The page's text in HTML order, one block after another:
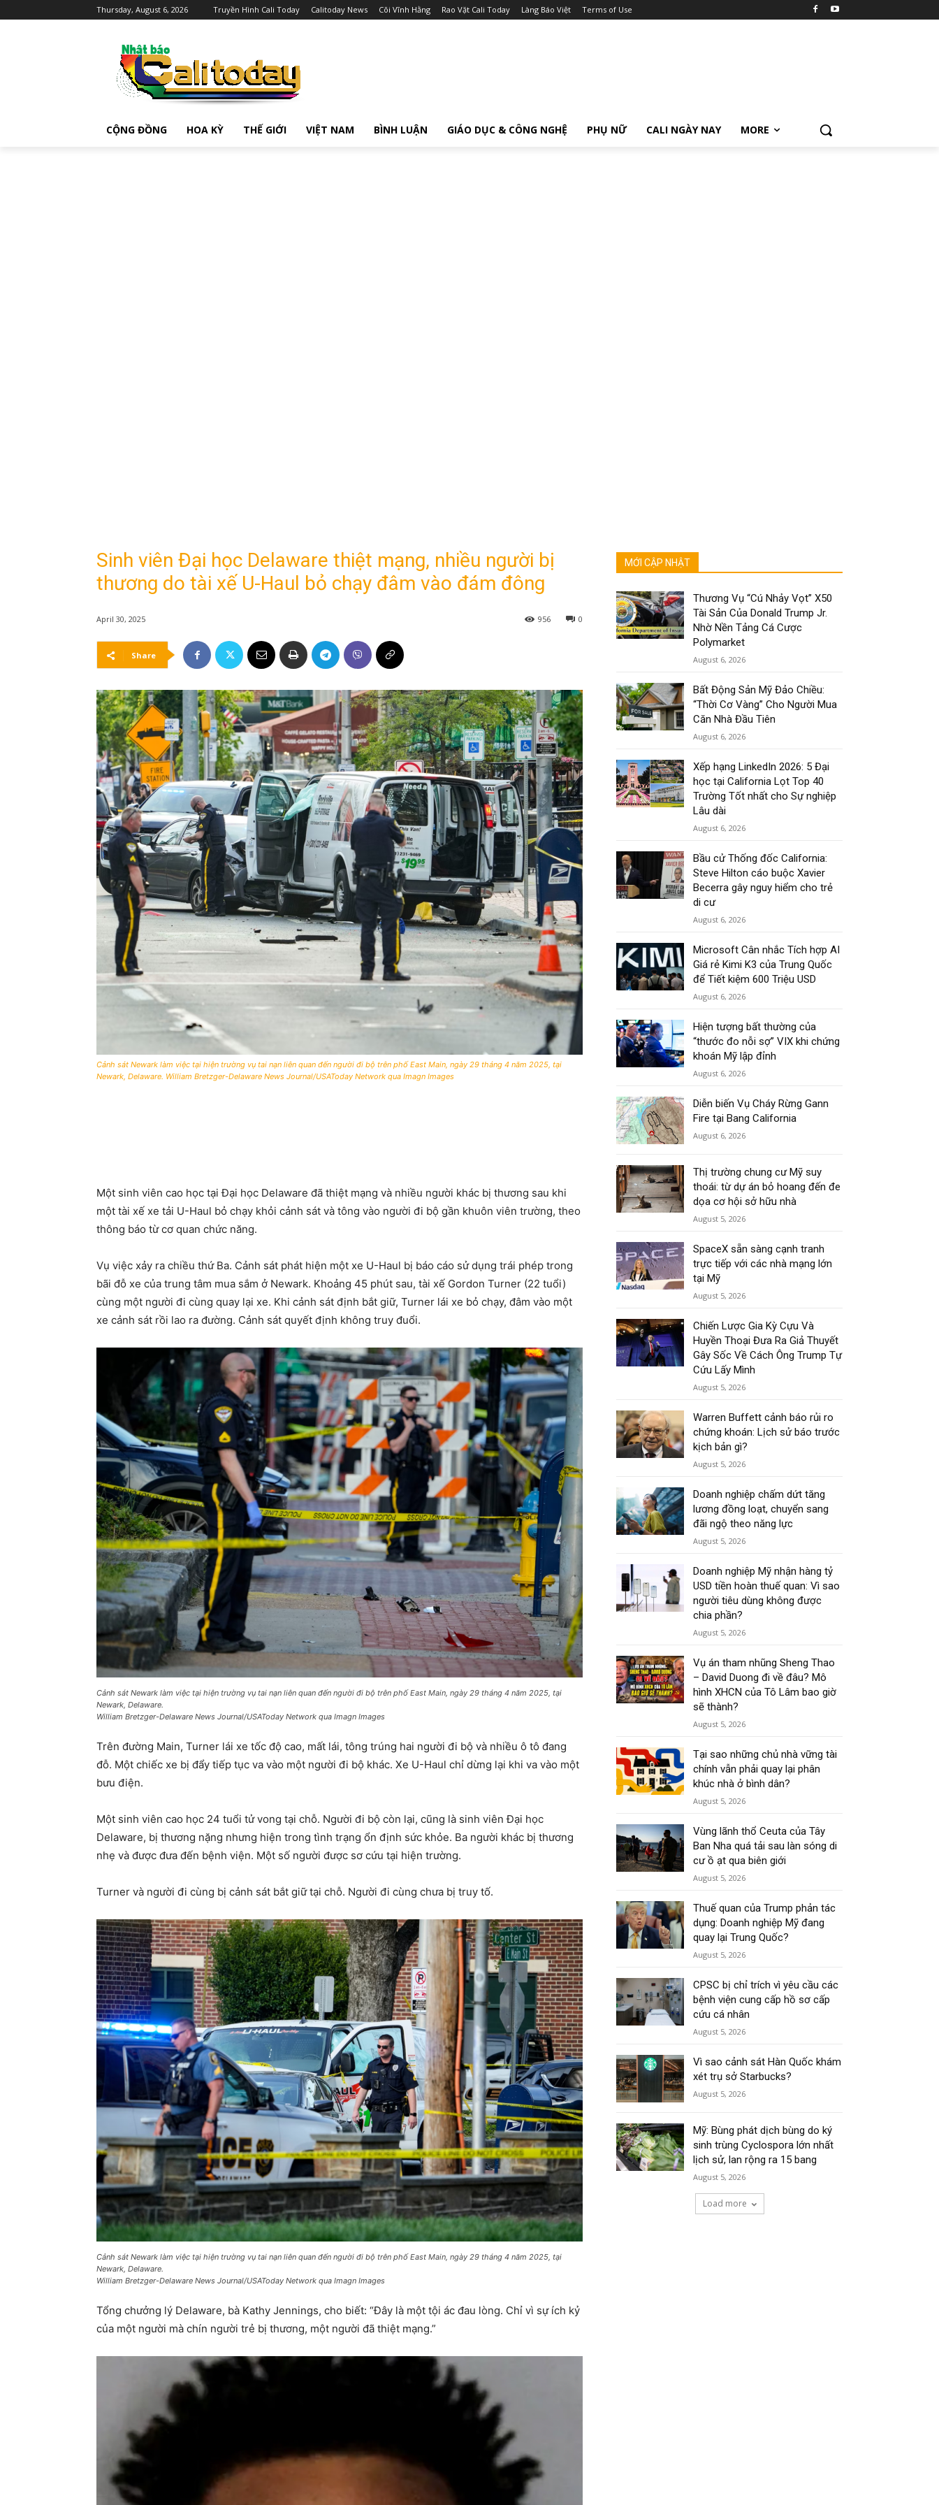
Thursday, August 6, 2026 Truyền Hình Cali Today Calitoday News Cõi Vĩnh Hằng Rao Vặt Cali Today Làng Báo Việt Terms of Use
CỘNG ĐỒNG HOA KỲ THẾ GIỚI VIỆT NAM BÌNH LUẬN GIÁO DỤC & CÔNG NGHỆ PHỤ NỮ CALI NGÀY NAY MORE
Sinh viên Đại học Delaware thiệt mạng, nhiều người bị
thương do tài xế U-Haul bỏ chạy đâm vào đám đông
April 30, 2025 0
956
Share
Cảnh sát Newark làm việc tại hiện trường vụ tai nạn liên quan đến người đi bộ trên phố East Main, ngày 29 tháng 4 năm 2025, tại
Newark, Delaware. William Bretzger-Delaware News Journal/USAToday Network qua Imagn Images
Một sinh viên cao học tại Đại học Delaware đã thiệt mạng và nhiều người khác bị thương sau khi
một tài xế xe tải U-Haul bỏ chạy khỏi cảnh sát và tông vào người đi bộ gần khuôn viên trường, theo
thông báo từ cơ quan chức năng.
Vụ việc xảy ra chiều thứ Ba. Cảnh sát phát hiện một xe U-Haul bị báo cáo sử dụng trái phép trong
bãi đỗ xe của trung tâm mua sắm ở Newark. Khoảng 45 phút sau, tài xế Gordon Turner (22 tuổi)
cùng một người đi cùng quay lại xe. Khi cảnh sát định bắt giữ, Turner lái xe bỏ chạy, đâm vào một
xe cảnh sát rồi lao ra đường. Cảnh sát quyết định không truy đuổi.
Cảnh sát Newark làm việc tại hiện trường vụ tai nạn liên quan đến người đi bộ trên phố East Main, ngày 29 tháng 4 năm 2025, tại
Newark, Delaware.
William Bretzger-Delaware News Journal/USAToday Network qua Imagn Images
Trên đường Main, Turner lái xe tốc độ cao, mất lái, tông trúng hai người đi bộ và nhiều ô tô đang
đỗ. Một chiếc xe bị đẩy tiếp tục va vào một người đi bộ khác. Xe U-Haul chỉ dừng lại khi va vào một
bưu điện.
Một sinh viên cao học 24 tuổi tử vong tại chỗ. Người đi bộ còn lại, cũng là sinh viên Đại học
Delaware, bị thương nặng nhưng hiện trong tình trạng ổn định sức khỏe. Ba người khác bị thương
nhẹ và được đưa đến bệnh viện. Một số người được sơ cứu tại hiện trường.
Turner và người đi cùng bị cảnh sát bắt giữ tại chỗ. Người đi cùng chưa bị truy tố.
Cảnh sát Newark làm việc tại hiện trường vụ tai nạn liên quan đến người đi bộ trên phố East Main, ngày 29 tháng 4 năm 2025, tại
Newark, Delaware.
William Bretzger-Delaware News Journal/USAToday Network qua Imagn Images
Tổng chưởng lý Delaware, bà Kathy Jennings, cho biết: “Đây là một tội ác đau lòng. Chỉ vì sự ích kỷ
của một người mà chín người trẻ bị thương, một người đã thiệt mạng.”
MỚI CẬP NHẬT
Thương Vụ “Cú Nhảy Vọt” X50
Tài Sản Của Donald Trump Jr.
Nhờ Nền Tảng Cá Cược
Polymarket
August 6, 2026
Bất Động Sản Mỹ Đảo Chiều:
“Thời Cơ Vàng” Cho Người Mua
Căn Nhà Đầu Tiên
August 6, 2026
Xếp hạng LinkedIn 2026: 5 Đại
học tại California Lọt Top 40
Trường Tốt nhất cho Sự nghiệp
Lâu dài
August 6, 2026
Bầu cử Thống đốc California:
Steve Hilton cáo buộc Xavier
Becerra gây nguy hiểm cho trẻ
di cư
August 6, 2026
Microsoft Cân nhắc Tích hợp AI
Giá rẻ Kimi K3 của Trung Quốc
để Tiết kiệm 600 Triệu USD
August 6, 2026
Hiện tượng bất thường của
“thước đo nỗi sợ” VIX khi chứng
khoán Mỹ lập đỉnh
August 6, 2026
Diễn biến Vụ Cháy Rừng Gann
Fire tại Bang California
August 6, 2026
Thị trường chung cư Mỹ suy
thoái: từ dự án bỏ hoang đến đe
dọa cơ hội sở hữu nhà
August 5, 2026
SpaceX sẵn sàng cạnh tranh
trực tiếp với các nhà mạng lớn
tại Mỹ
August 5, 2026
Chiến Lược Gia Kỳ Cựu Và
Huyền Thoại Đưa Ra Giả Thuyết
Gây Sốc Về Cách Ông Trump Tự
Cứu Lấy Mình
August 5, 2026
Warren Buffett cảnh báo rủi ro
chứng khoán: Lịch sử báo trước
kịch bản gì?
August 5, 2026
Doanh nghiệp chấm dứt tăng
lương đồng loạt, chuyển sang
đãi ngộ theo năng lực
August 5, 2026
Doanh nghiệp Mỹ nhận hàng tỷ
USD tiền hoàn thuế quan: Vì sao
người tiêu dùng không được
chia phần?
August 5, 2026
Vụ án tham nhũng Sheng Thao
– David Duong đi về đâu? Mô
hình XHCN của Tô Lâm bao giờ
sẽ thành?
August 5, 2026
Tại sao những chủ nhà vững tài
chính vẫn phải quay lại phân
khúc nhà ở bình dân?
August 5, 2026
Vùng lãnh thổ Ceuta của Tây
Ban Nha quá tải sau làn sóng di
cư ồ ạt qua biên giới
August 5, 2026
Thuế quan của Trump phản tác
dụng: Doanh nghiệp Mỹ đang
quay lại Trung Quốc?
August 5, 2026
CPSC bị chỉ trích vì yêu cầu các
bệnh viện cung cấp hồ sơ cấp
cứu cá nhân
August 5, 2026
Vì sao cảnh sát Hàn Quốc khám
xét trụ sở Starbucks?
August 5, 2026
Mỹ: Bùng phát dịch bùng do ký
sinh trùng Cyclospora lớn nhất
lịch sử, lan rộng ra 15 bang
August 5, 2026
Load more